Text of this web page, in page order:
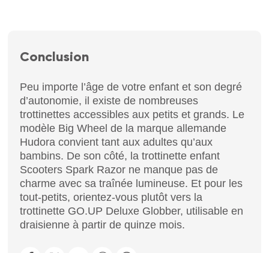
Conclusion
Peu importe l’âge de votre enfant et son degré
d’autonomie, il existe de nombreuses
trottinettes accessibles aux petits et grands. Le
modèle Big Wheel de la marque allemande
Hudora convient tant aux adultes qu’aux
bambins. De son côté, la trottinette enfant
Scooters Spark Razor ne manque pas de
charme avec sa traînée lumineuse. Et pour les
tout-petits, orientez-vous plutôt vers la
trottinette GO.UP Deluxe Globber, utilisable en
draisienne à partir de quinze mois.